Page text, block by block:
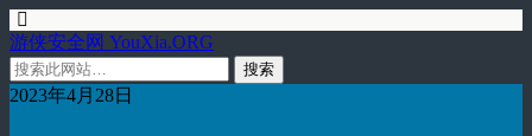
游侠安全网 YouXia.ORG
2023年4月28日